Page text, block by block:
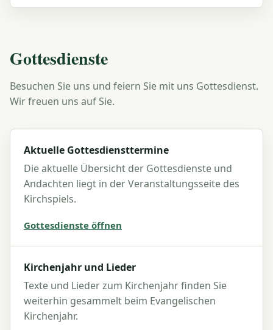
Gottesdienste
Besuchen Sie uns und feiern Sie mit uns Gottesdienst.
Wir freuen uns auf Sie.
Aktuelle Gottesdiensttermine
Die aktuelle Übersicht der Gottesdienste und
Andachten liegt in der Veranstaltungsseite des
Kirchspiels.
Gottesdienste öffnen
Kirchenjahr und Lieder
Texte und Lieder zum Kirchenjahr finden Sie
weiterhin gesammelt beim Evangelischen
Kirchenjahr.